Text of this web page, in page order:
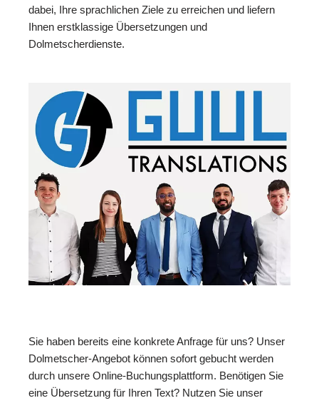
dabei, Ihre sprachlichen Ziele zu erreichen und liefern
Ihnen erstklassige Übersetzungen und
Dolmetscherdienste.
Sie haben bereits eine konkrete Anfrage für uns? Unser
Dolmetscher-Angebot können sofort gebucht werden
durch unsere Online-Buchungsplattform. Benötigen Sie
eine Übersetzung für Ihren Text? Nutzen Sie unser